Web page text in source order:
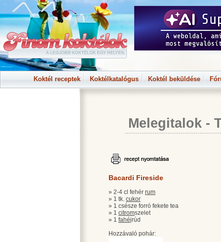
Koktél receptek Koktélkatalógus Koktél beküldése
Melegitalok -
Bacardi Fireside
» 2-4 cl fehér rum
» 1 tk. cukor
» 1 csésze forró fekete tea
» 1 citromszelet
» 1 fahéjrúd
Hozzávaló pohár: